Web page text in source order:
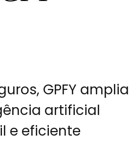
GPFY amplia
artificial
e eficiente